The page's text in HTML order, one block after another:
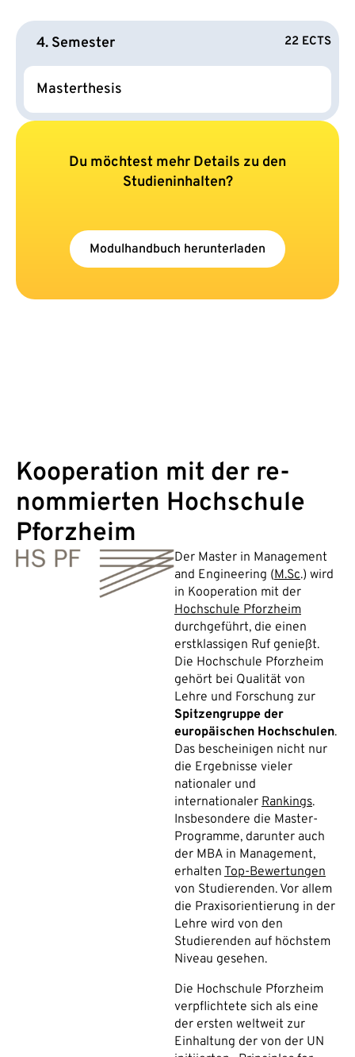
4. Semester 22 ECTS
Masterthesis
Du möchtest mehr Details zu den
Studieninhalten?
Modulhandbuch herunterladen
Kooperation mit der re­
nom­mierten Hochschule
Pforzheim
Der Master in Management
and Engineering (M.Sc.) wird
in Kooperation mit der
Hochschule Pforzheim
durchgeführt, die einen
erstklassigen Ruf genießt.
Die Hochschule Pforzheim
gehört bei Qualität von
Lehre und Forschung zur
Spitzengruppe der
europäischen Hochschulen.
Das bescheinigen nicht nur
die Ergebnisse vieler
nationaler und
internationaler Rankings.
Insbesondere die Master-
Programme, darunter auch
der MBA in Management,
erhalten Top-Bewertungen
von Studierenden. Vor allem
die Praxisorientierung in der
Lehre wird von den
Studierenden auf höchstem
Niveau gesehen.
Die Hochschule Pforzheim
verpflichtete sich als eine
der ersten weltweit zur
Einhaltung der von der UN